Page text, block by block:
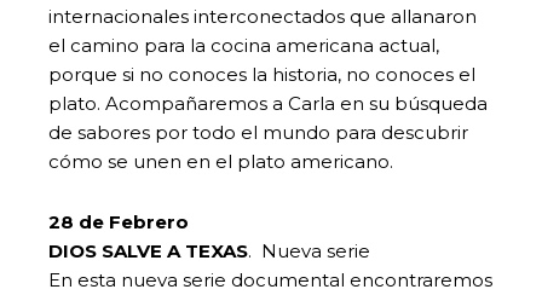
internacionales interconectados que allanaron
el camino para la cocina americana actual,
porque si no conoces la historia, no conoces el
plato. Acompañaremos a Carla en su búsqueda
de sabores por todo el mundo para descubrir
cómo se unen en el plato americano.
28 de Febrero
DIOS SALVE A TEXAS. Nueva serie
En esta nueva serie documental encontraremos